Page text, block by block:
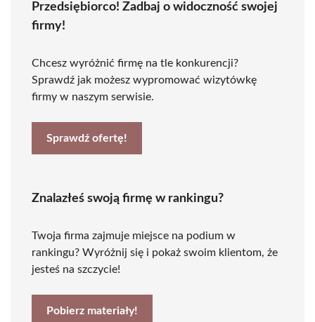
Przedsiębiorco! Zadbaj o widoczność swojej
firmy!
Chcesz wyróżnić firmę na tle konkurencji?
Sprawdź jak możesz wypromować wizytówkę
firmy w naszym serwisie.
Sprawdź ofertę!
Znalazłeś swoją firmę w rankingu?
Twoja firma zajmuje miejsce na podium w
rankingu? Wyróżnij się i pokaż swoim klientom, że
jesteś na szczycie!
Pobierz materiały!